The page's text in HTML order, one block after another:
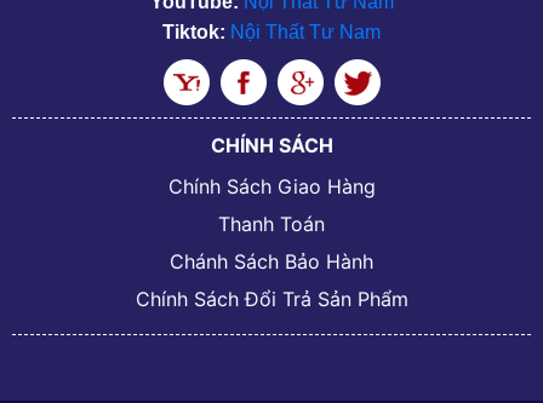
Tiktok: Nội Thất Tư Nam
CHÍNH SÁCH
Chính Sách Giao Hàng
Thanh Toán
Chánh Sách Bảo Hành
Chính Sách Đổi Trả Sản Phẩm